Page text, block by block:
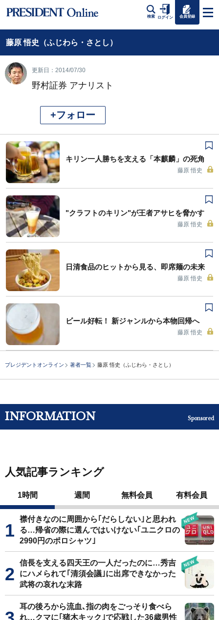
検索 ログイン 会員登録
藤原 悟史（ふじわら・さとし）
更新日：2014/07/30
野村証券 アナリスト
+フォロー
キリン一人勝ちを支える「本麒麟」の死角
藤原 悟史
"クラフトのキリン"が王者アサヒを脅かす
藤原 悟史
日清食品のヒットから見る、即席麺の未来
藤原 悟史
ビール好転！ 新ジャンルから本物回帰へ
藤原 悟史
プレジデントオンライン 著者一覧 藤原 悟史（ふじわら・さとし）
INFORMATION Sponsored
人気記事ランキング
1時間 週間 無料会員 有料会員
襟付きなのに周囲から｢だらしない｣と思われ
る…帰省の際に選んではいけない｢ユニクロの
2990円のポロシャツ｣
信長を支える四天王の一人だったのに…秀吉
にハメられて｢清須会議｣に出席できなかった
武将の哀れな末路
耳の後ろから流血､指の肉をごっそり食べら
れ…クマに｢猪木キック｣で応戦した36歳男性